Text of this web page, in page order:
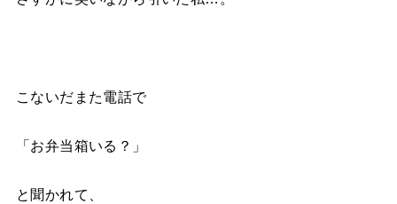
こないだまた電話で
「お弁当箱いる？」
と聞かれて、